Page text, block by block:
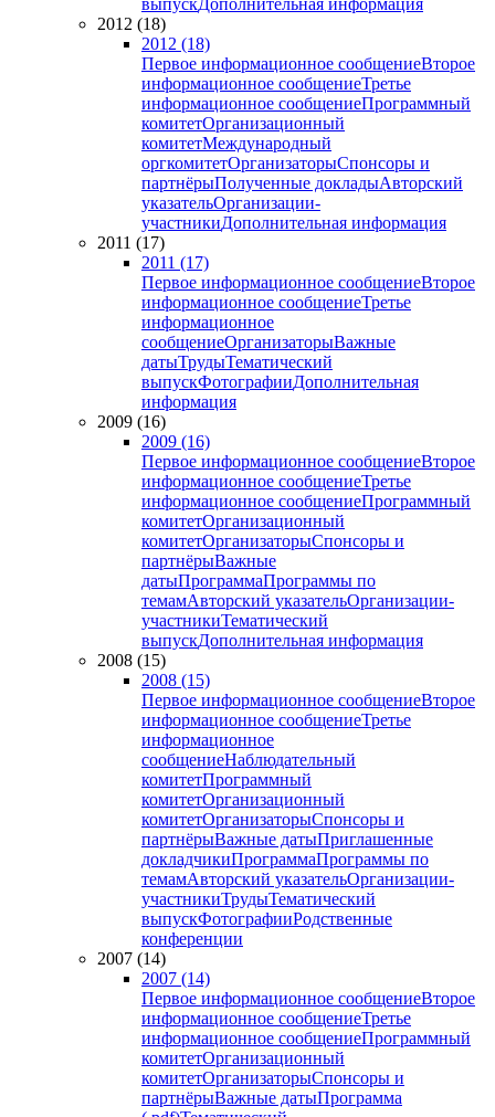
выпускДополнительная информация
2012 (18)
2012 (18)
Первое информационное сообщениеВторое
информационное сообщениеТретье
информационное сообщениеПрограммный
комитетОрганизационный
комитетМеждународный
оргкомитетОрганизаторыСпонсоры и
партнёрыПолученные докладыАвторский
указательОрганизации-
участникиДополнительная информация
2011 (17)
2011 (17)
Первое информационное сообщениеВторое
информационное сообщениеТретье
информационное
сообщениеОрганизаторыВажные
датыТрудыТематический
выпускФотографииДополнительная
информация
2009 (16)
2009 (16)
Первое информационное сообщениеВторое
информационное сообщениеТретье
информационное сообщениеПрограммный
комитетОрганизационный
комитетОрганизаторыСпонсоры и
партнёрыВажные
датыПрограммаПрограммы по
темамАвторский указательОрганизации-
участникиТематический
выпускДополнительная информация
2008 (15)
2008 (15)
Первое информационное сообщениеВторое
информационное сообщениеТретье
информационное
сообщениеНаблюдательный
комитетПрограммный
комитетОрганизационный
комитетОрганизаторыСпонсоры и
партнёрыВажные датыПриглашенные
докладчикиПрограммаПрограммы по
темамАвторский указательОрганизации-
участникиТрудыТематический
выпускФотографииРодственные
конференции
2007 (14)
2007 (14)
Первое информационное сообщениеВторое
информационное сообщениеТретье
информационное сообщениеПрограммный
комитетОрганизационный
комитетОрганизаторыСпонсоры и
партнёрыВажные датыПрограмма